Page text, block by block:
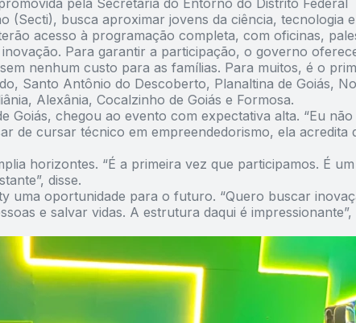
pela Secretaria do Entorno do Distrito Federal
(Secti), busca aproximar jovens da ciência, tecnologia e
acesso à programação completa, com oficinas,
Para garantir a participação, o governo
nenhum custo para as famílias. Para muitos, é o
Santo Antônio do Descoberto, Planaltina de Goiás,
Alexânia, Cocalzinho de Goiás e Formosa.
Goiás, chegou ao evento com expectativa alta. “Eu não
de cursar técnico em empreendedorismo, ela acredita
horizontes. “É a primeira vez que participamos. É um
disse.
uma oportunidade para o futuro. “Quero buscar
e salvar vidas. A estrutura daqui é impressionante”,